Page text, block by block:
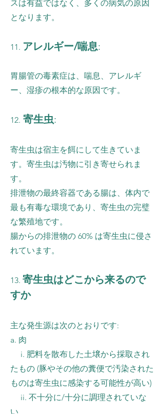
スは有益ではなく、多くの病気の原因
となります。
11. アレルギー/喘息:
胃腸管の毒素症は、喘息、アレルギ
ー、湿疹の根本的な原因です。
12. 寄生虫:
寄生虫は宿主を餌にして生きていま
す。寄生虫は汚物に引き寄せられま
す。
排泄物の最終容器である腸は、体内で
最も有毒な環境であり、寄生虫の完璧
な繁殖地です。
腸からの排泄物の 60% は寄生虫に侵さ
れています。
13. 寄生虫はどこから来るので
すか
主な発生源は次のとおりです:
a. 肉
i. 肥料を散布した土壌から採取され
たもの (豚やその他の糞便で汚染された
ものは寄生虫に感染する可能性が高い)
ii. 不十分に/十分に調理されていな
い